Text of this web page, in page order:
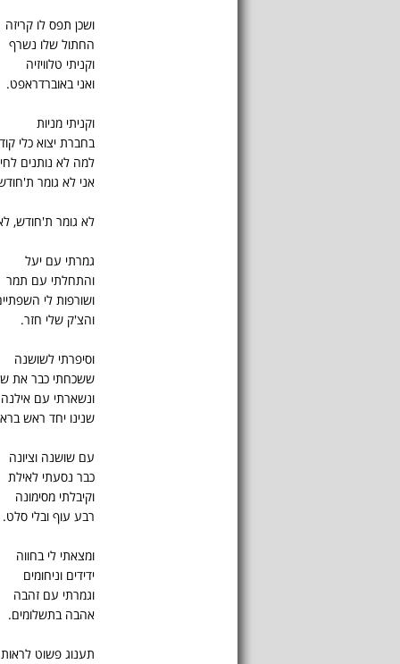
ושכן תפס לו קריזה
החתול שלו נשרף
וקניתי טלוויזיה
ואני באוברדראפט.
וקניתי מניות
בחברת יצוא כלי
למה לא נותנים
אני לא גומר
לא גומר ת'חודש,
גמרתי עם יעל
והתחלתי עם תמר
ושורפות לי
והצ'ק שלי חזר.
וסיפרתי לשושנה
ששכחתי כבר את
ונשארתי עם אילנה
שנינו יחד ראש
עם שושנה וציונה
כבר נסעתי לאילת
וקיבלתי מסימונה
רבע עוף ובלי סלט.
ומצאתי לי בחווה
ידידים וניחומים
וגמרתי עם זהבה
אהבה בתשלומים.
תענוג פשוט לראות